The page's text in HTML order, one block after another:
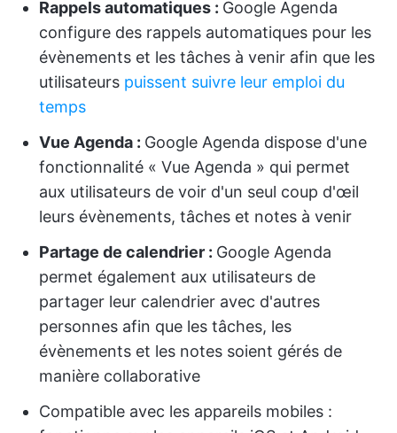
Rappels automatiques : Google Agenda
configure des rappels automatiques pour les
évènements et les tâches à venir afin que les
utilisateurs puissent suivre leur emploi du
temps
Vue Agenda : Google Agenda dispose d'une
fonctionnalité « Vue Agenda » qui permet
aux utilisateurs de voir d'un seul coup d'œil
leurs évènements, tâches et notes à venir
Partage de calendrier : Google Agenda
permet également aux utilisateurs de
partager leur calendrier avec d'autres
personnes afin que les tâches, les
évènements et les notes soient gérés de
manière collaborative
Compatible avec les appareils mobiles :